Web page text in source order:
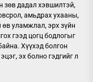
зөв дадал хэвшилтэй,
амьдрах ухааны,
уламжлал, эрх зүйн
гээд цогц бодлогыг
Хүүхэд болгон
эх болно гэдгийг л